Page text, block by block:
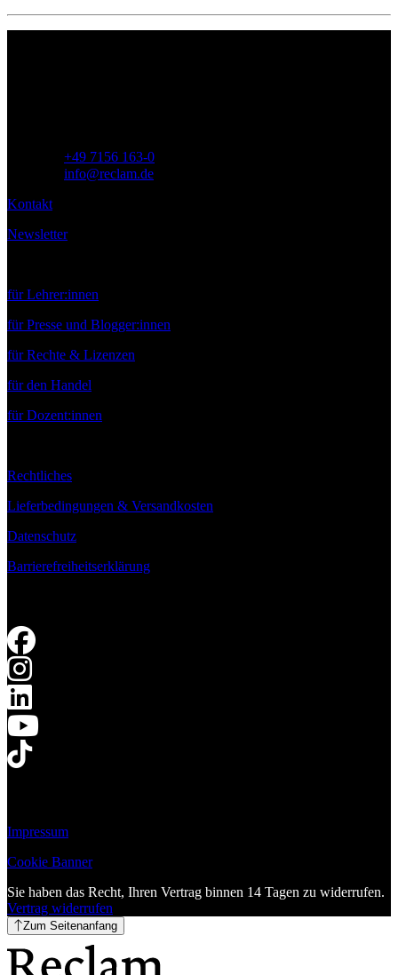
+49 7156 163-0
info@reclam.de
Kontakt
Newsletter
für Lehrer:innen
für Presse und Blogger:innen
für Rechte & Lizenzen
für den Handel
für Dozent:innen
Rechtliches
Lieferbedingungen & Versandkosten
Datenschutz
Barrierefreiheitserklärung
Impressum
Cookie Banner
Sie haben das Recht, Ihren Vertrag binnen 14 Tagen zu widerrufen.
Vertrag widerrufen
Zum Seitenanfang